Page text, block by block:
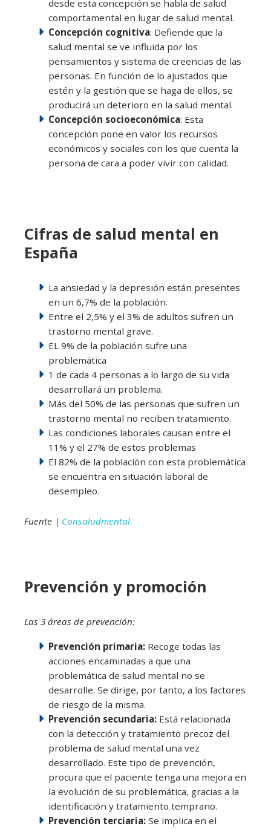
desde esta concepción se habla de salud
comportamental en lugar de salud mental.
Concepción cognitiva: Defiende que la
salud mental se ve influida por los
pensamientos y sistema de creencias de las
personas. En función de lo ajustados que
estén y la gestión que se haga de ellos, se
producirá un deterioro en la salud mental.
Concepción socioeconómica: Esta
concepción pone en valor los recursos
económicos y sociales con los que cuenta la
persona de cara a poder vivir con calidad.
Cifras de salud mental en
España
La ansiedad y la depresión están presentes
en un 6,7% de la población.
Entre el 2,5% y el 3% de adultos sufren un
trastorno mental grave.
EL 9% de la población sufre una
problemática
1 de cada 4 personas a lo largo de su vida
desarrollará un problema.
Más del 50% de las personas que sufren un
trastorno mental no reciben tratamiento.
Las condiciones laborales causan entre el
11% y el 27% de estos problemas
El 82% de la población con esta problemática
se encuentra en situación laboral de
desempleo.
Fuente | Consaludmental
Prevención y promoción
Las 3 áreas de prevención:
Prevención primaria: Recoge todas las
acciones encaminadas a que una
problemática de salud mental no se
desarrolle. Se dirige, por tanto, a los factores
de riesgo de la misma.
Prevención secundaria: Está relacionada
con la detección y tratamiento precoz del
problema de salud mental una vez
desarrollado. Este tipo de prevención,
procura que el paciente tenga una mejora en
la evolución de su problemática, gracias a la
identificación y tratamiento temprano.
Prevención terciaria: Se implica en el